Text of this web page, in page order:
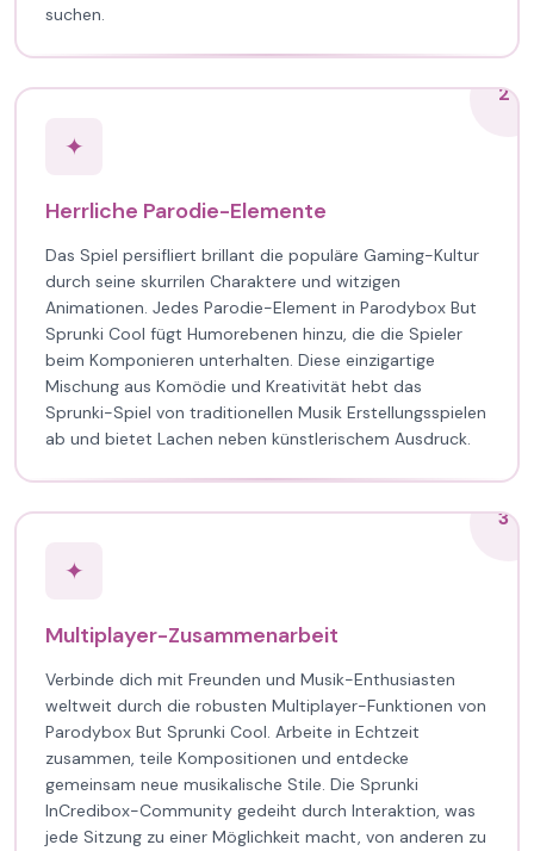
suchen.
2
✦
Herrliche Parodie-Elemente
Das Spiel persifliert brillant die populäre Gaming-Kultur
durch seine skurrilen Charaktere und witzigen
Animationen. Jedes Parodie-Element in Parodybox But
Sprunki Cool fügt Humorebenen hinzu, die die Spieler
beim Komponieren unterhalten. Diese einzigartige
Mischung aus Komödie und Kreativität hebt das
Sprunki-Spiel von traditionellen Musik Erstellungsspielen
ab und bietet Lachen neben künstlerischem Ausdruck.
3
✦
Multiplayer-Zusammenarbeit
Verbinde dich mit Freunden und Musik-Enthusiasten
weltweit durch die robusten Multiplayer-Funktionen von
Parodybox But Sprunki Cool. Arbeite in Echtzeit
zusammen, teile Kompositionen und entdecke
gemeinsam neue musikalische Stile. Die Sprunki
InCredibox-Community gedeiht durch Interaktion, was
jede Sitzung zu einer Möglichkeit macht, von anderen zu